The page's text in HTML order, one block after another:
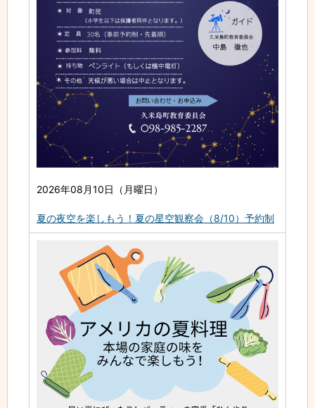
2026年08月10日（月曜日）
夏の夜空を楽しもう！夏の星空観察会（8/10）予約制